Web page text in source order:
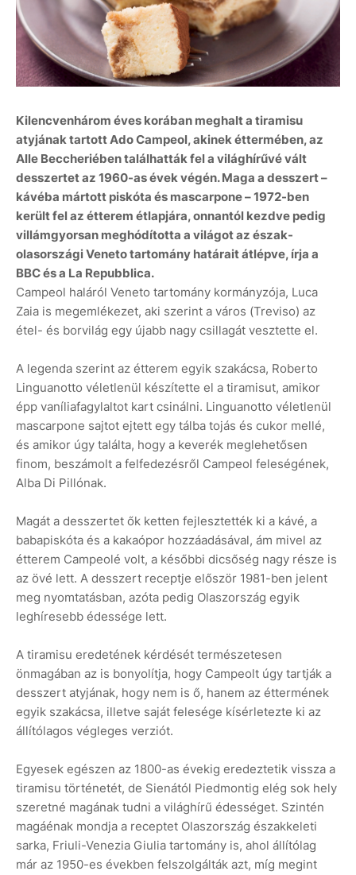
Kilencvenhárom éves korában meghalt a tiramisu
atyjának tartott Ado Campeol, akinek éttermében, az
Alle Beccheriében találhatták fel a világhírűvé vált
desszertet az 1960-as évek végén. Maga a desszert –
kávéba mártott piskóta és mascarpone – 1972-ben
került fel az étterem étlapjára, onnantól kezdve pedig
villámgyorsan meghódította a világot az észak-
olasországi Veneto tartomány határait átlépve, írja a
BBC és a La Repubblica.
Campeol haláról Veneto tartomány kormányzója, Luca
Zaia is megemlékezet, aki szerint a város (Treviso) az
étel- és borvilág egy újabb nagy csillagát vesztette el.
A legenda szerint az étterem egyik szakácsa, Roberto
Linguanotto véletlenül készítette el a tiramisut, amikor
épp vaníliafagylaltot kart csinálni. Linguanotto véletlenül
mascarpone sajtot ejtett egy tálba tojás és cukor mellé,
és amikor úgy találta, hogy a keverék meglehetősen
finom, beszámolt a felfedezésről Campeol feleségének,
Alba Di Pillónak.
Magát a desszertet ők ketten fejlesztették ki a kávé, a
babapiskóta és a kakaópor hozzáadásával, ám mivel az
étterem Campeolé volt, a későbbi dicsőség nagy része is
az övé lett. A desszert receptje először 1981-ben jelent
meg nyomtatásban, azóta pedig Olaszország egyik
leghíresebb édessége lett.
A tiramisu eredetének kérdését természetesen
önmagában az is bonyolítja, hogy Campeolt úgy tartják a
desszert atyjának, hogy nem is ő, hanem az éttermének
egyik szakácsa, illetve saját felesége kísérletezte ki az
állítólagos végleges verziót.
Egyesek egészen az 1800-as évekig eredeztetik vissza a
tiramisu történetét, de Sienától Piedmontig elég sok hely
szeretné magának tudni a világhírű édességet. Szintén
magáénak mondja a receptet Olaszország északkeleti
sarka, Friuli-Venezia Giulia tartomány is, ahol állítólag
már az 1950-es években felszolgálták azt, míg megint